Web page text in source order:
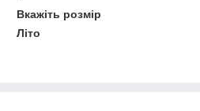
Вкажіть розмір
Літо